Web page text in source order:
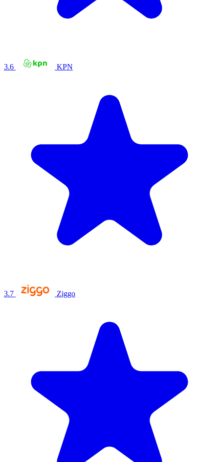
3.6 KPN
3.7 Ziggo